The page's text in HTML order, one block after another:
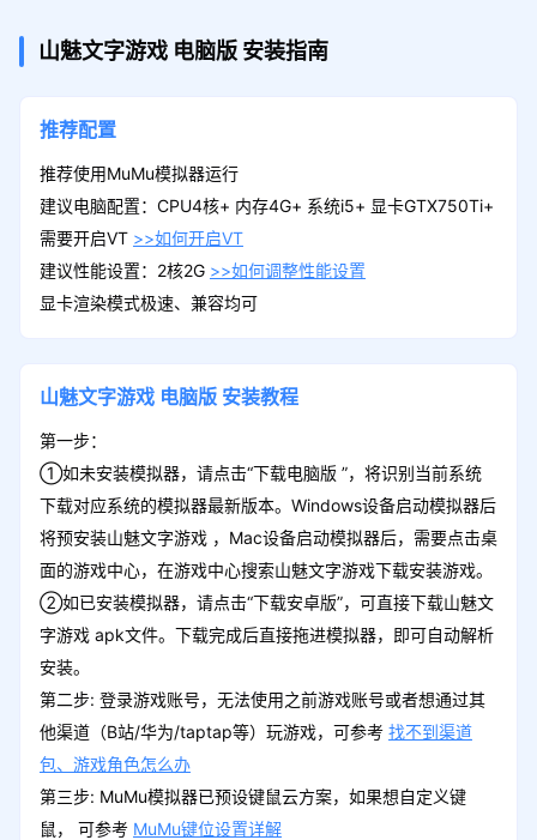
山魅文字游戏 电脑版 安装指南
推荐配置
推荐使用MuMu模拟器运行
建议电脑配置：CPU4核+ 内存4G+ 系统i5+ 显卡GTX750Ti+
需要开启VT >>如何开启VT
建议性能设置：2核2G >>如何调整性能设置
显卡渲染模式极速、兼容均可
山魅文字游戏 电脑版 安装教程
第一步：
①如未安装模拟器，请点击“下载电脑版 ”，将识别当前系统
下载对应系统的模拟器最新版本。Windows设备启动模拟器后
将预安装山魅文字游戏 ，Mac设备启动模拟器后，需要点击桌
面的游戏中心，在游戏中心搜索山魅文字游戏下载安装游戏。
②如已安装模拟器，请点击“下载安卓版”，可直接下载山魅文
字游戏 apk文件。下载完成后直接拖进模拟器，即可自动解析
安装。
第二步: 登录游戏账号，无法使用之前游戏账号或者想通过其
他渠道（B站/华为/taptap等）玩游戏，可参考 找不到渠道
包、游戏角色怎么办
第三步: MuMu模拟器已预设键鼠云方案，如果想自定义键
鼠， 可参考 MuMu键位设置详解